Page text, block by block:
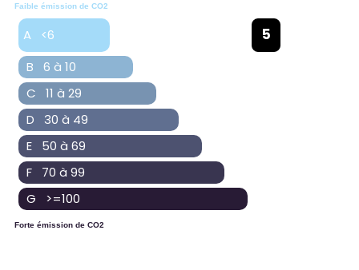
Faible émission de CO2
A <6 5
B 6 à 10
C 11 à 29
D 30 à 49
E 50 à 69
F 70 à 99
G >=100
Forte émission de CO2